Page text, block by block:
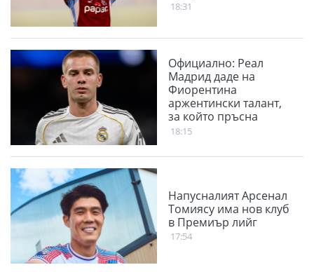
18:31
Официално: Реал
Мадрид даде на
Фиорентина
аржентински талант,
за който пръсна
немалко пари през
18:15
Напусналият Арсенал
Томиясу има нов клуб
в Премиър лийг
17:54